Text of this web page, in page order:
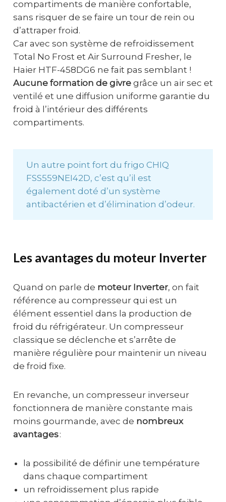
compartiments de manière confortable,
sans risquer de se faire un tour de rein ou
d’attraper froid.
Car avec son système de refroidissement
Total No Frost et Air Surround Fresher, le
Haier HTF-458DG6 ne fait pas semblant !
Aucune formation de givregrâce un air sec et
ventilé et une diffusion uniforme garantie du
froid à l’intérieur des différents
compartiments.
Un autre point fort du frigo CHIQ
FSS559NEI42D, c’est qu’il est
également doté d’un système
antibactérien et d’élimination d’odeur.
Les avantages du moteur Inverter
Quand on parle de moteur Inverter, on fait
référence au compresseur qui est un
élément essentiel dans la production de
froid du réfrigérateur. Un compresseur
classique se déclenche et s’arrête de
manière régulière pour maintenir un niveau
de froid fixe.
En revanche, un compresseur inverseur
fonctionnera de manière constante mais
moins gourmande, avec de nombreux
avantages:
la possibilité de définir une température
dans chaque compartiment
un refroidissement plus rapide